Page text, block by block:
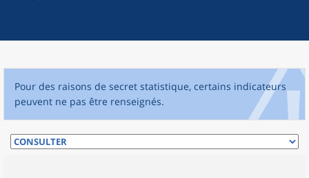
Pour des raisons de secret statistique, certains indicateurs
peuvent ne pas être renseignés.